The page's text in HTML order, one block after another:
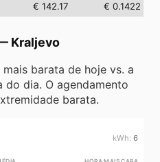
€ 142.17 € 0.1422
Kraljevo
barata de hoje vs. a
do dia. O agendamento
barata.
6